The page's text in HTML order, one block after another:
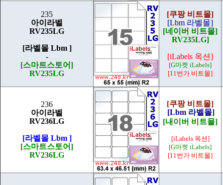
235
아이라벨
RV235LG
[라벨몰 Lbm ]
-
[스마트스토어]
RV235LG
[쿠팡 비트몰]
[Lbm 라벨몰]
[네이버 비트몰]
RV235LG]
[iLabels 옥션]
[G마켓 iLabels]
[11번가 비트몰]
236
아이라벨
RV236LG
[라벨몰 Lbm ]
[스마트스토어]
RV236LG
[쿠팡 비트몰]
[Lbm 라벨몰]
[내이버 비트몰]
[iLabels 옥션]
[G마켓 iLabels]
[11번가 비트몰]